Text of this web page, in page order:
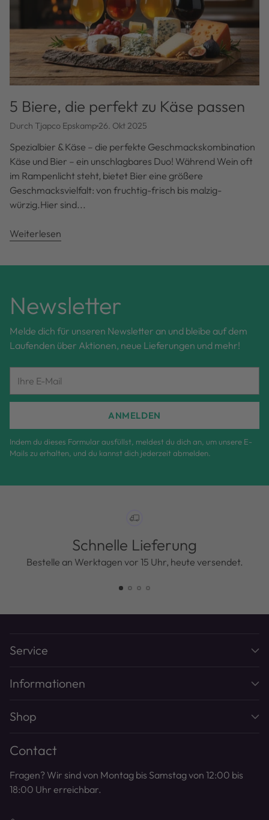
5 Biere, die perfekt zu Käse passen
Durch Tjapco Epskamp 26. Okt 2025
Spezialbier & Käse – die perfekte Geschmackskombination
Käse und Bier – ein unschlagbares Duo! Während Wein oft
im Rampenlicht steht, bietet Bier eine größere
Geschmacksvielfalt: von fruchtig-frisch bis malzig-
würzig.Hier sind...
Weiterlesen
Newsletter
Melde dich für unseren Newsletter an und bleibe auf dem
Laufenden über Aktionen, neue Lieferungen und mehr!
E-
Mail
ANMELDEN
Indem du dieses Formular ausfüllst, meldest du dich an, um unsere E-
Mails zu erhalten, und du kannst dich jederzeit abmelden.
Schnelle Lieferung
Bestelle an Werktagen vor 15 Uhr, heute versendet.
Service
Informationen
Shop
Contact
Fragen? Wir sind von Montag bis Samstag von 12:00 bis
18:00 Uhr erreichbar.